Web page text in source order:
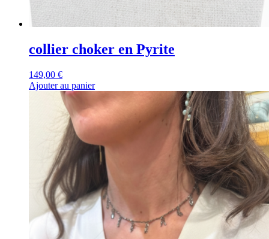
collier choker en Pyrite
149,00 €
Ajouter au panier